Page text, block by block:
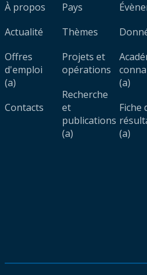
À propos
Actualité
Offres
d'emploi
(a)
Contacts
Pays
Thèmes
Projets et
opérations
Recherche
et
publications
(a)
(a)
Fiche
(a)